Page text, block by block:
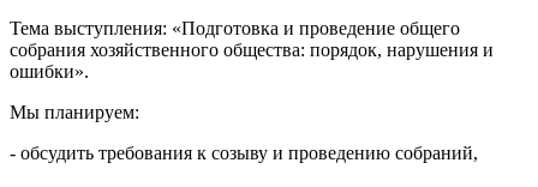
Тема выступления: «Подготовка и проведение общего
собрания хозяйственного общества: порядок, нарушения и
ошибки».
Мы планируем:
- обсудить требования к созыву и проведению собраний,